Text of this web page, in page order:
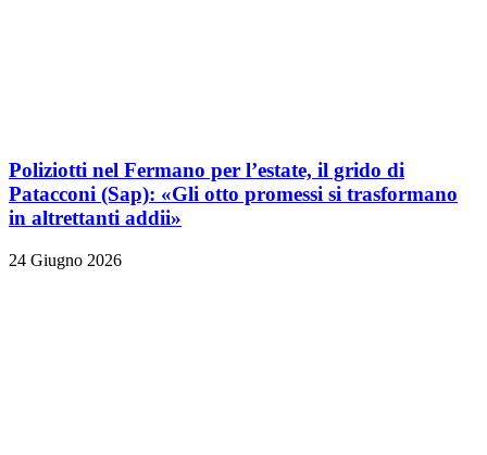
Poliziotti nel Fermano per l’estate, il grido di
Patacconi (Sap): «Gli otto promessi si trasformano
in altrettanti addii»
24 Giugno 2026